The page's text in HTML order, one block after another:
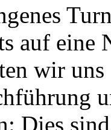
auf eine
wir
Dies